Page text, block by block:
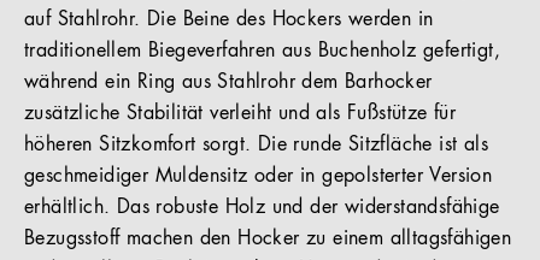
auf Stahlrohr. Die Beine des Hockers werden in
traditionellem Biegeverfahren aus Buchenholz gefertigt,
während ein Ring aus Stahlrohr dem Barhocker
zusätzliche Stabilität verleiht und als Fußstütze für
höheren Sitzkomfort sorgt. Die runde Sitzfläche ist als
geschmeidiger Muldensitz oder in gepolsterter Version
erhältlich. Das robuste Holz und der widerstandsfähige
Bezugsstoff machen den Hocker zu einem alltagsfähigen